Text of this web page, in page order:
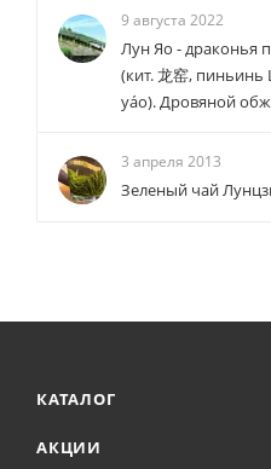
9 августа 2022
Лун Яо - драконья
(кит. 龙窑, пиньинь
yáo). Дровяной
3 апреля 2013
Зеленый чай
КАТАЛОГ
АКЦИИ